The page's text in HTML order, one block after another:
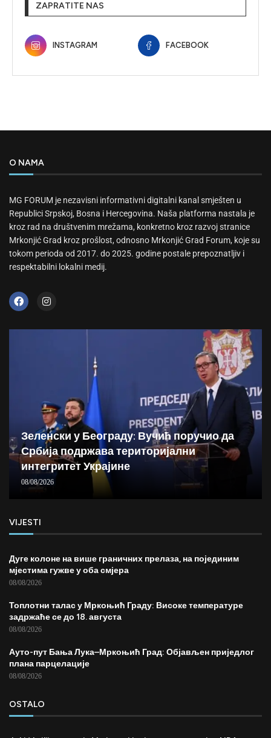
ZAPRATITE NAS
INSTAGRAM FACEBOOK
O NAMA
MG FORUM je nezavisni informativni digitalni kanal smješten u
Republici Srpskoj, Bosna i Hercegovina. Naša platforma nastala je
kroz rad na društvenim mrežama, konkretno kroz razvoj stranice
Mrkonjić Grad kroz prošlost, odnosno Mrkonjić Grad Forum, koje su
tokom perioda od 2017. do 2025. godine postale prepoznatljiv i
respektabilni lokalni medij.
Зеленски у Београду: Вучић поручио да
Србија подржава територијални
интегритет Украјине
08/08/2026
VIJESTI
Дуге колоне на више граничних прелаза, на појединим
мјестима гужве у оба смјера
08/08/2026
Топлотни талас у Мркоњић Граду: Високе температуре
задржаће се до 18. августа
08/08/2026
Ауто-пут Бања Лука–Мркоњић Град: Објављен приједлог
плана парцелације
08/08/2026
OSTALO